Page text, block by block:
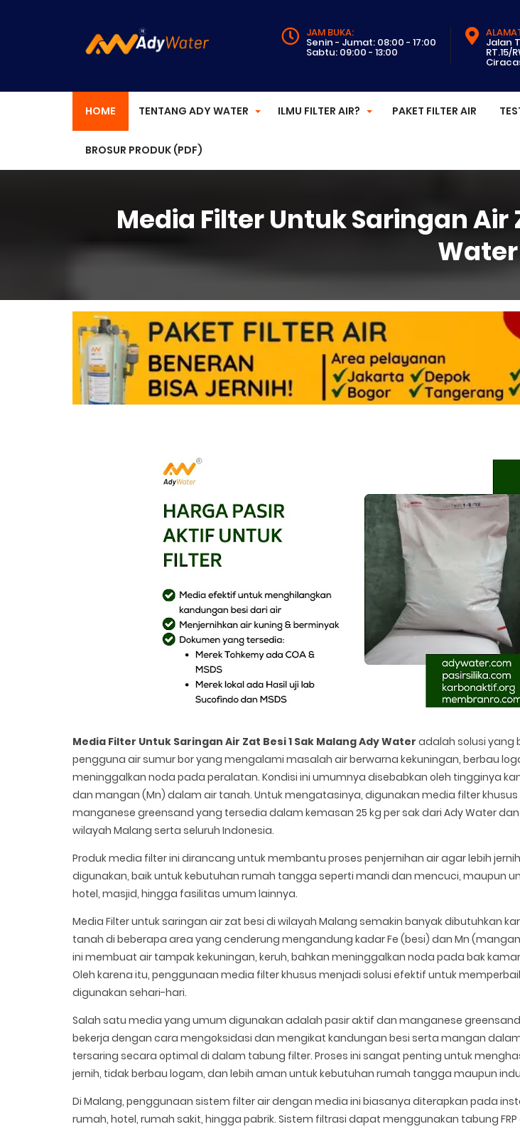
JAM BUKA:
Senin - Jumat: 08:00 - 17:00
Sabtu: 09:00 - 13:00
Jalan
RT.15/
HOME TENTANG ADY WATER ILMU FILTER AIR? PAKET FILTER AIR
BROSUR PRODUK (PDF)
Media Filter Untuk Saringan Air
Water
Media Filter Untuk Saringan Air Zat Besi 1 Sak Malang Ady Water adalah solusi yang
pengguna air sumur bor yang mengalami masalah air berwarna kekuningan, berbau
meninggalkan noda pada peralatan. Kondisi ini umumnya disebabkan oleh tingginya
dan mangan (Mn) dalam air tanah. Untuk mengatasinya, digunakan media filter
manganese greensand yang tersedia dalam kemasan 25 kg per sak dari Ady Water
wilayah Malang serta seluruh Indonesia.
Produk media filter ini dirancang untuk membantu proses penjernihan air agar lebih
digunakan, baik untuk kebutuhan rumah tangga seperti mandi dan mencuci, maupun
hotel, masjid, hingga fasilitas umum lainnya.
Media Filter untuk saringan air zat besi di wilayah Malang semakin banyak dibutuhkan
tanah di beberapa area yang cenderung mengandung kadar Fe (besi) dan Mn
ini membuat air tampak kekuningan, keruh, bahkan meninggalkan noda pada bak
Oleh karena itu, penggunaan media filter khusus menjadi solusi efektif untuk
digunakan sehari-hari.
Salah satu media yang umum digunakan adalah pasir aktif dan manganese
bekerja dengan cara mengoksidasi dan mengikat kandungan besi serta mangan
tersaring secara optimal di dalam tabung filter. Proses ini sangat penting untuk
jernih, tidak berbau logam, dan lebih aman untuk kebutuhan rumah tangga maupun
Di Malang, penggunaan sistem filter air dengan media ini biasanya diterapkan pada
rumah, hotel, rumah sakit, hingga pabrik. Sistem filtrasi dapat menggunakan tabung